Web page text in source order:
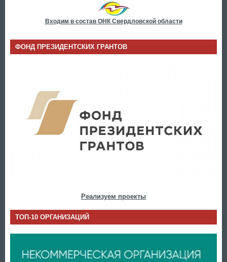
Входим в состав ОНК Свердловской области
ФОНД ПРЕЗИДЕНТСКИХ ГРАНТОВ
Реализуем проекты
ТОП-10 ОРГАНИЗАЦИЙ